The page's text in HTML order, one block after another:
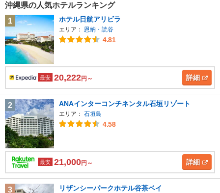
沖縄県の人気ホテルランキング
1
ホテル日航アリビラ
エリア： 恩納・読谷
4.81
最安 20,222円～ 詳細
2 ANAインターコンチネンタル石垣リゾート
エリア： 石垣島
4.58
最安 21,000円～ 詳細
3 リザンシーパークホテル谷茶ベイ